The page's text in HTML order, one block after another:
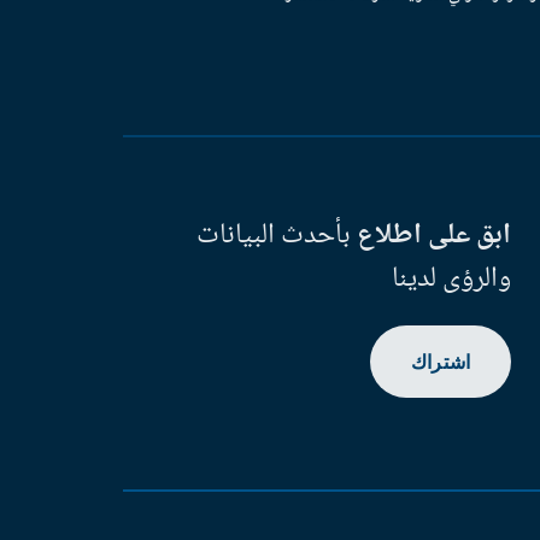
ابق على اطلاعبأحدث البيانات
والرؤى لدينا
اشتراك